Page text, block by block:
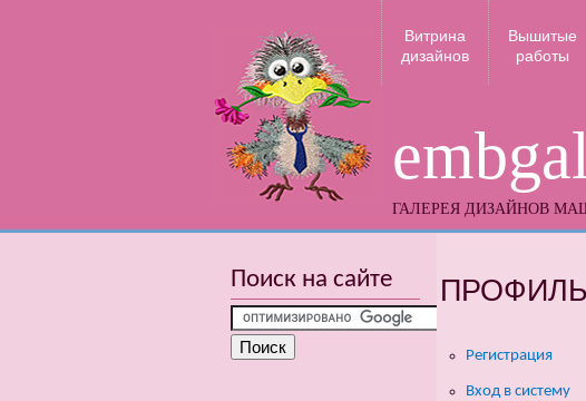
ГАЛЕРЕЯ ДИЗАЙНОВ
Витрина
дизайнов
Вышитые
работы
Регистрация
Вход в систему
Поиск на сайте